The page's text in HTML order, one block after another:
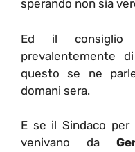
sperando non sia
Ed il consiglio
prevalentemente
questo se ne
domani sera.
E se il Sindaco per
venivano da